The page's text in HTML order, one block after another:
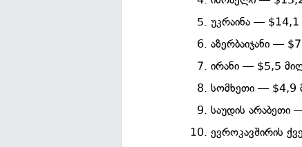
უკრაინა — $14,1
აზერბაიჯანი —
ირანი — $5,5
სომხეთი — $4,9
საუდის არაბეთი
ევროკავშირის